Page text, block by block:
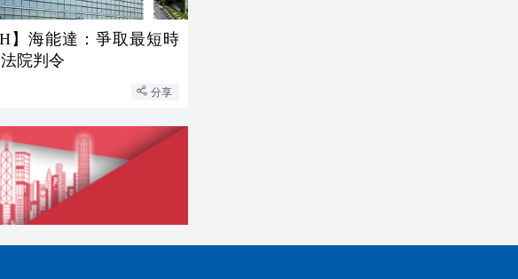
】海能達：爭取最短時
院判令
分享